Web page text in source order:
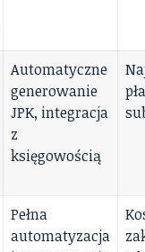
Automatyczne
generowanie
JPK, integracja
z
księgowością
Pełna
automatyzacja